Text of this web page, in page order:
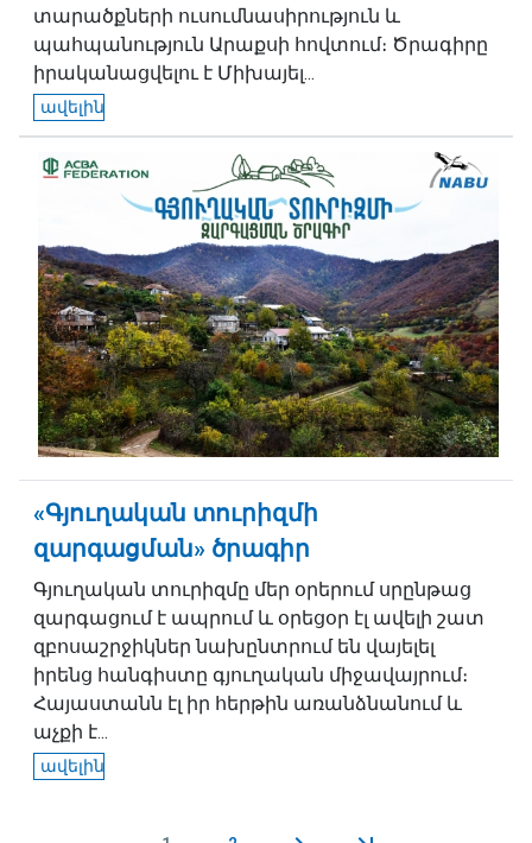
տարածքների ուսումնասիրություն և
պահպանություն Արաքսի հովտում։ Ծրագիրը
իրականացվելու է Միխայել...
ավելին
«Գյուղական տուրիզմի
զարգացման» ծրագիր
Գյուղական տուրիզմը մեր օրերում սրընթաց
զարգացում է ապրում և օրեցօր էլ ավելի շատ
զբոսաշրջիկներ նախընտրում են վայելել
իրենց հանգիստը գյուղական միջավայրում։
Հայաստանն էլ իր հերթին առանձնանում և
աչքի է...
ավելին